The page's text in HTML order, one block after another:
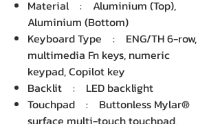
Material : Aluminium (Top),
Aluminium (Bottom)
Keyboard Type : ENG/TH 6-row,
multimedia Fn keys, numeric
keypad, Copilot key
Backlit : LED backlight
Touchpad : Buttonless Mylar®
surface multi-touch touchpad,